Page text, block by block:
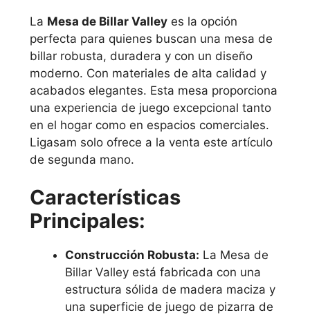
La Mesa de Billar Valleyes la opción
perfecta para quienes buscan una mesa de
billar robusta, duradera y con un diseño
moderno. Con materiales de alta calidad y
acabados elegantes. Esta mesa proporciona
una experiencia de juego excepcional tanto
en el hogar como en espacios comerciales.
Ligasam solo ofrece a la venta este artículo
de segunda mano.
Características
Principales:
Construcción Robusta: La Mesa de
Billar Valley está fabricada con una
estructura sólida de madera maciza y
una superficie de juego de pizarra de